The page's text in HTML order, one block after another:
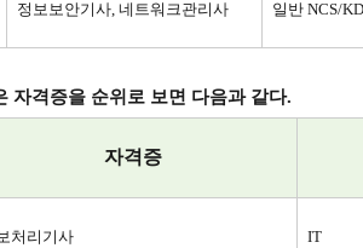
정보보안기사, 네트워크관리사 일반 NCS/
자격증을 순위로 보면 다음과 같다.
자격증
처리기사 IT